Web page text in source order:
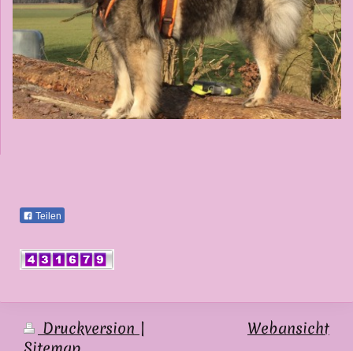
Teilen
Druckversion |
Webansicht